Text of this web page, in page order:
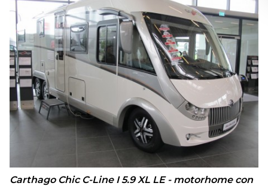
Carthago Chic C-Line I 5.9 XL LE - motorhome con